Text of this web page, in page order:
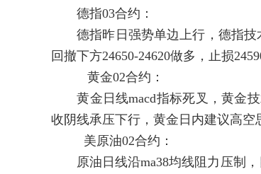
德指03合约：
德指昨日强势单边上行，德指技
回撤下方24650-24620做多，止损
黄金02合约：
黄金日线macd指标死叉，黄金技
收阴线承压下行，黄金日内建议高空
美原油02合约：
原油日线沿ma38均线阻力压制，